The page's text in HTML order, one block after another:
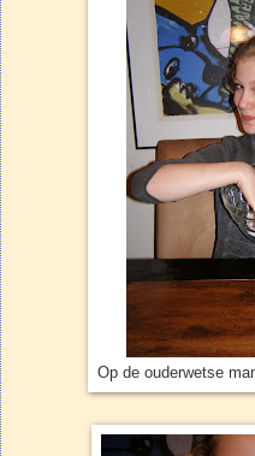
Op de ouderwetse